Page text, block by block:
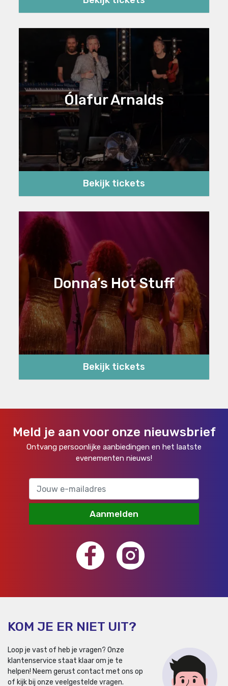
Ólafur Arnalds
Bekijk tickets
Donna’s Hot Stuff
Bekijk tickets
Meld je aan voor onze nieuwsbrief
Ontvang persoonlijke aanbiedingen en het laatste
evenementen nieuws!
Aanmelden
KOM JE ER NIET UIT?
Loop je vast of heb je vragen? Onze
klantenservice staat klaar om je te
helpen! Neem gerust contact met ons op
of kijk bij onze veelgestelde vragen.